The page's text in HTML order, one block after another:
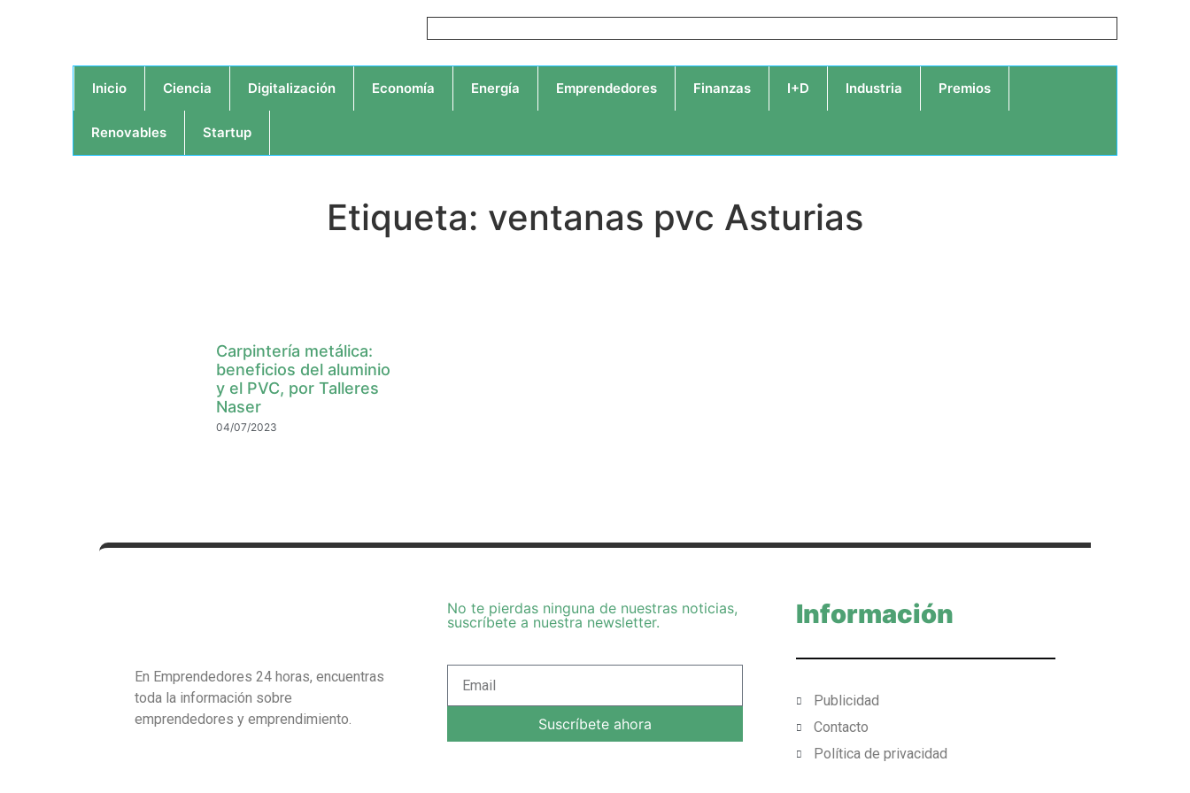
Inicio Ciencia Digitalización Economía Energía Emprendedores Finanzas I+D Industria Premios
Renovables Startup
Etiqueta: ventanas pvc Asturias
Carpintería metálica:
beneficios del aluminio
y el PVC, por Talleres
Naser
04/07/2023
En Emprendedores 24 horas, encuentras
toda la información sobre
emprendedores y emprendimiento.
No te pierdas ninguna de nuestras noticias,
suscríbete a nuestra newsletter.
Suscríbete ahora
Información
Publicidad
Contacto
Política de privacidad